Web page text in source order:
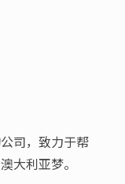
司，致力于帮
大利亚梦。